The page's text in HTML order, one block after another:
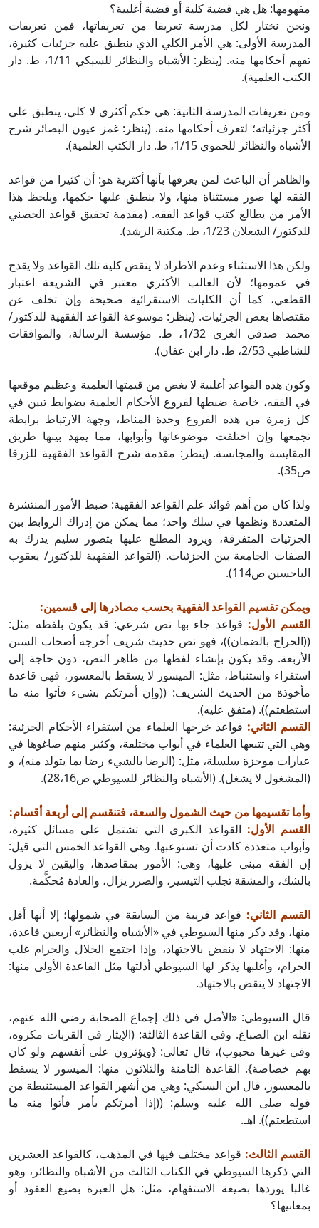
مفهومها: هل هي قضية كلية أو قضية أغلبية؟
ونحن نختار لكل مدرسة تعريفا من تعريفاتها، فمن تعريفات
المدرسة الأولى: هي الأمر الكلي الذي ينطبق عليه جزئيات كثيرة،
تفهم أحكامها منه. (ينظر: الأشباه والنظائر للسبكي 1/11، ط. دار
الكتب العلمية).
ومن تعريفات المدرسة الثانية: هي حكم أكثري لا كلي، ينطبق على
أكثر جزئياته؛ لتعرف أحكامها منه. (ينظر: غمز عيون البصائر شرح
الأشباه والنظائر للحموي 1/15، ط. دار الكتب العلمية).
والظاهر أن الباعث لمن يعرفها بأنها أكثرية هو: أن كثيرا من قواعد
الفقه لها صور مستثناة منها، ولا ينطبق عليها حكمها، ويلحظ هذا
الأمر من يطالع كتب قواعد الفقه. (مقدمة تحقيق قواعد الحصني
للدكتور/ الشعلان 1/23، ط. مكتبة الرشد).
ولكن هذا الاستثناء وعدم الاطراد لا ينقض كلية تلك القواعد ولا يقدح
في عمومها؛ لأن الغالب الأكثري معتبر في الشريعة اعتبار
القطعي، كما أن الكليات الاستقرائية صحيحة وإن تخلف عن
مقتضاها بعض الجزئيات. (ينظر: موسوعة القواعد الفقهية للدكتور/
محمد صدقي الغزي 1/32، ط. مؤسسة الرسالة، والموافقات
للشاطبي 2/53، ط. دار ابن عفان).
وكون هذه القواعد أغلبية لا يغض من قيمتها العلمية وعظيم موقعها
في الفقه، خاصة ضبطها لفروع الأحكام العلمية بضوابط تبين في
كل زمرة من هذه الفروع وحدة المناط، وجهة الارتباط برابطة
تجمعها وإن اختلفت موضوعاتها وأبوابها، مما يمهد بينها طريق
المقايسة والمجانسة. (ينظر: مقدمة شرح القواعد الفقهية للزرقا
ص35).
ولذا كان من أهم فوائد علم القواعد الفقهية: ضبط الأمور المنتشرة
المتعددة ونظمها في سلك واحد؛ مما يمكن من إدراك الروابط بين
الجزئيات المتفرقة، ويزود المطلع عليها بتصور سليم يدرك به
الصفات الجامعة بين الجزئيات. (القواعد الفقهية للدكتور/ يعقوب
الباحسين ص114).
ويمكن تقسيم القواعد الفقهية بحسب مصادرها إلى قسمين:
القسم الأول: قواعد جاء بها نص شرعي: قد يكون بلفظه مثل:
((الخراج بالضمان))، فهو نص حديث شريف أخرجه أصحاب السنن
الأربعة. وقد يكون بإنشاء لفظها من ظاهر النص، دون حاجة إلى
استقراء واستنباط، مثل: الميسور لا يسقط بالمعسور، فهي قاعدة
مأخوذة من الحديث الشريف: ((وإن أمرتكم بشيء فأتوا منه ما
استطعتم)). (متفق عليه).
القسم الثاني: قواعد خرجها العلماء من استقراء الأحكام الجزئية:
وهي التي تتبعها العلماء في أبواب مختلفة، وكثير منهم صاغوها في
عبارات موجزة سلسلة، مثل: (الرضا بالشيء رضا بما يتولد منه)، و
(المشغول لا يشغل). (الأشباه والنظائر للسيوطي ص28،16).
وأما تقسيمها من حيث الشمول والسعة، فتنقسم إلى أربعة أقسام:
القسم الأول: القواعد الكبرى التي تشتمل على مسائل كثيرة،
وأبواب متعددة كادت أن تستوعبها. وهي القواعد الخمس التي قيل:
إن الفقه مبني عليها، وهي: الأمور بمقاصدها، واليقين لا يزول
بالشك، والمشقة تجلب التيسير، والضرر يزال، والعادة مُحكَّمة.
القسم الثاني: قواعد قريبة من السابقة في شمولها؛ إلا أنها أقل
منها، وقد ذكر منها السيوطي في «الأشباه والنظائر» أربعين قاعدة،
منها: الاجتهاد لا ينقض بالاجتهاد، وإذا اجتمع الحلال والحرام غلب
الحرام، وأغلبها يذكر لها السيوطي أدلتها مثل القاعدة الأولى منها:
الاجتهاد لا ينقض بالاجتهاد.
قال السيوطي: «الأصل في ذلك إجماع الصحابة رضي الله عنهم،
نقله ابن الصباغ. وفي القاعدة الثالثة: (الإيثار في القربات مكروه،
وفي غيرها محبوب)، قال تعالى: {ويؤثرون على أنفسهم ولو كان
بهم خصاصة}. القاعدة الثامنة والثلاثون منها: الميسور لا يسقط
بالمعسور، قال ابن السبكي: وهي من أشهر القواعد المستنبطة من
قوله صلى الله عليه وسلم: ((إذا أمرتكم بأمر فأتوا منه ما
استطعتم)). اهـ.
القسم الثالث: قواعد مختلف فيها في المذهب، كالقواعد العشرين
التي ذكرها السيوطي في الكتاب الثالث من الأشباه والنظائر، وهو
غالبا يوردها بصيغة الاستفهام، مثل: هل العبرة بصيغ العقود أو
بمعانيها؟